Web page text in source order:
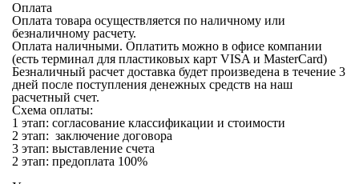
Оплата
Оплата товара осуществляется по наличному или
безналичному расчету.
Оплата наличными. Оплатить можно в офисе компании
(есть терминал для пластиковых карт VISA и MasterCard)
Безналичный расчет доставка будет произведена в течение 3
дней после поступления денежных средств на наш
расчетный счет.
Схема оплаты:
1 этап: согласование классификации и стоимости
2 этап: заключение договора
3 этап: выставление счета
2 этап: предоплата 100%